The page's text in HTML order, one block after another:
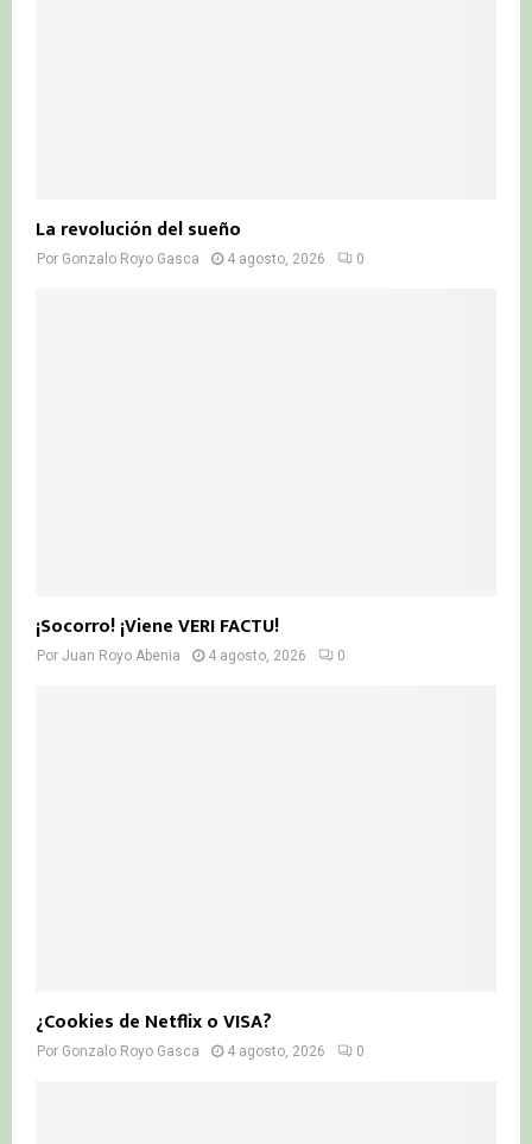
La revolución del sueño
Por Gonzalo Royo Gasca 4 agosto, 2026 0
¡Socorro! ¡Viene VERI FACTU!
Por Juan Royo Abenia 4 agosto, 2026 0
¿Cookies de Netflix o VISA?
Por Gonzalo Royo Gasca 4 agosto, 2026 0